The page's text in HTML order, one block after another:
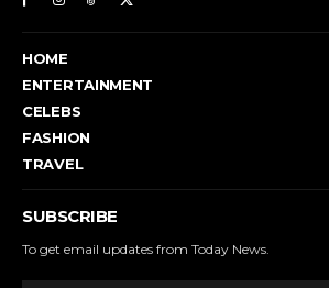
HOME
ENTERTAINMENT
CELEBS
FASHION
TRAVEL
SUBSCRIBE
To get email updates from Today News.